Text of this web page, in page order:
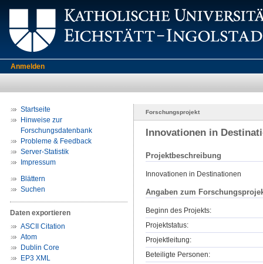
Anmelden
Startseite
Hinweise zur
Forschungsdatenbank
Probleme & Feedback
Server-Statistik
Impressum
Blättern
Suchen
Daten exportieren
ASCII Citation
Atom
Dublin Core
EP3 XML
Forschungsprojekt
Innovationen in
Projektbeschreibung
Innovationen in Destinationen
Angaben zum
Beginn des Projekts:
Projektstatus:
Projektleitung:
Beteiligte Personen: